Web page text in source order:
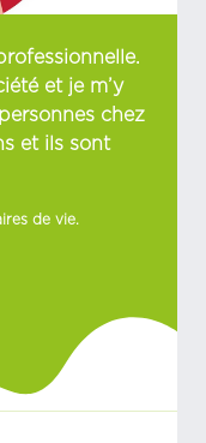
et je m’y
chez
et ils sont
de vie.